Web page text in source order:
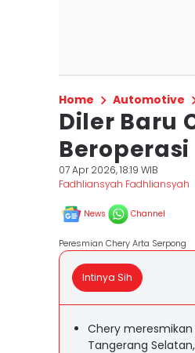
Home Automotive
Diler Baru
Beroperasi
07 Apr 2026, 18:19 WIB
Fadhliansyah Fadhliansyah
News Channel
Peresmian Chery Arta Serpong
Intinya Sih
Chery meresmikan
Tangerang